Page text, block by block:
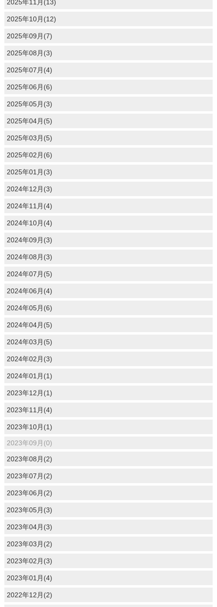
2025年11月(13)
2025年10月(12)
2025年09月(7)
2025年08月(3)
2025年07月(4)
2025年06月(6)
2025年05月(3)
2025年04月(5)
2025年03月(5)
2025年02月(6)
2025年01月(3)
2024年12月(3)
2024年11月(4)
2024年10月(4)
2024年09月(3)
2024年08月(3)
2024年07月(5)
2024年06月(4)
2024年05月(6)
2024年04月(5)
2024年03月(5)
2024年02月(3)
2024年01月(1)
2023年12月(1)
2023年11月(4)
2023年10月(1)
2023年09月(0)
2023年08月(2)
2023年07月(2)
2023年06月(2)
2023年05月(3)
2023年04月(3)
2023年03月(2)
2023年02月(3)
2023年01月(4)
2022年12月(2)